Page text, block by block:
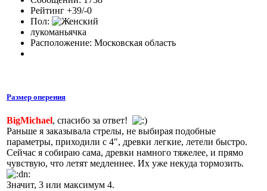
Рейтинг +39/-0
Пол:
лукоманьячка
Расположение: Московская область
Размер оперения
BigMichael, спасибо за ответ!
Раньше я заказывала стрелы, не выбирая подобные
параметры, приходили с 4", древки легкие, летели быстро.
Сейчас я собираю сама, древки намного тяжелее, и прямо
чувствую, что летят медленнее. Их уже некуда тормозить.
Значит, 3 или максимум 4.